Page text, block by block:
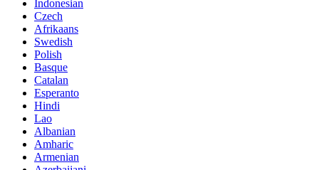
Indonesian
Czech
Afrikaans
Swedish
Polish
Basque
Catalan
Esperanto
Hindi
Lao
Albanian
Amharic
Armenian